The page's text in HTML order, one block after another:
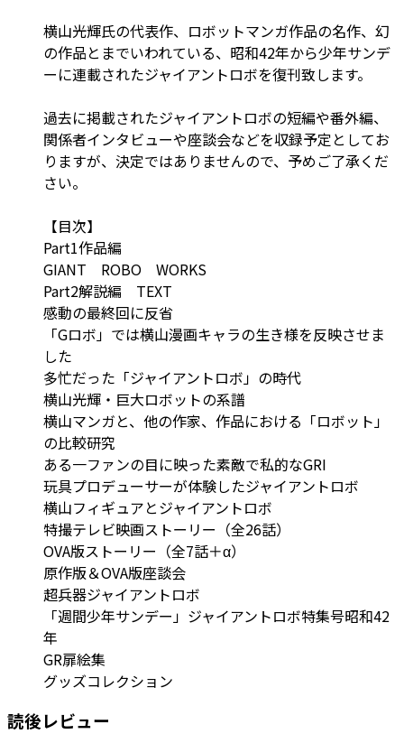
横山光輝氏の代表作、ロボットマンガ作品の名作、幻
の作品とまでいわれている、昭和42年から少年サンデ
ーに連載されたジャイアントロボを復刊致します。
過去に掲載されたジャイアントロボの短編や番外編、
関係者インタビューや座談会などを収録予定としてお
りますが、決定ではありませんので、予めご了承くだ
さい。
【目次】
Part1作品編
GIANT ROBO WORKS
Part2解説編 TEXT
感動の最終回に反省
「Gロボ」では横山漫画キャラの生き様を反映させま
した
多忙だった「ジャイアントロボ」の時代
横山光輝・巨大ロボットの系譜
横山マンガと、他の作家、作品における「ロボット」
の比較研究
ある一ファンの目に映った素敵で私的なGRI
玩具プロデューサーが体験したジャイアントロボ
横山フィギュアとジャイアントロボ
特撮テレビ映画ストーリー（全26話）
OVA版ストーリー（全7話＋α）
原作版＆OVA版座談会
超兵器ジャイアントロボ
「週間少年サンデー」ジャイアントロボ特集号昭和42
年
GR扉絵集
グッズコレクション
読後レビュー